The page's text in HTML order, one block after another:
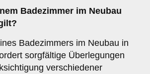
Badezimmer im Neubau
Badezimmers im Neubau in
sorgfältige Überlegungen
verschiedener